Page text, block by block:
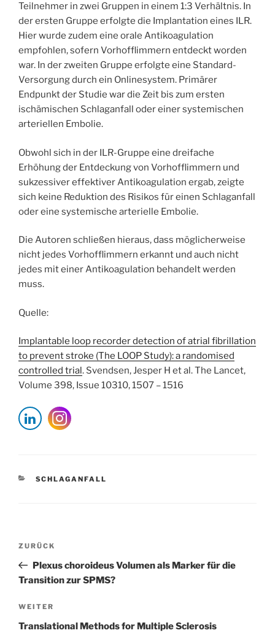
Teilnehmer in zwei Gruppen in einem 1:3 Verhältnis. In
der ersten Gruppe erfolgte die Implantation eines ILR.
Hier wurde zudem eine orale Antikoagulation
empfohlen, sofern Vorhofflimmern entdeckt worden
war. In der zweiten Gruppe erfolgte eine Standard-
Versorgung durch ein Onlinesystem. Primärer
Endpunkt der Studie war die Zeit bis zum ersten
ischämischen Schlaganfall oder einer systemischen
arteriellen Embolie.
Obwohl sich in der ILR-Gruppe eine dreifache
Erhöhung der Entdeckung von Vorhofflimmern und
sukzessiver effektiver Antikoagulation ergab, zeigte
sich keine Reduktion des Risikos für einen Schlaganfall
oder eine systemische arterielle Embolie.
Die Autoren schließen hieraus, dass möglicherweise
nicht jedes Vorhofflimmern erkannt und auch nicht
jedes mit einer Antikoagulation behandelt werden
muss.
Quelle:
Implantable loop recorder detection of atrial fibrillation
to prevent stroke (The LOOP Study): a randomised
controlled trial. Svendsen, Jesper H et al. The Lancet,
Volume 398, Issue 10310, 1507 – 1516
KATEGORIEN
SCHLAGANFALL
Beitragsnavigation
Vorheriger
Beitrag
ZURÜCK
Plexus choroideus Volumen als Marker für die
Transition zur SPMS?
Nächster
Beitrag
WEITER
Translational Methods for Multiple Sclerosis